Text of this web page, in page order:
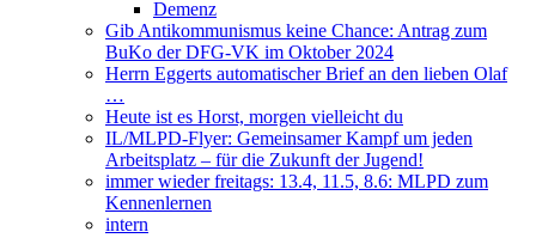
Demenz
Gib Antikommunismus keine Chance: Antrag zum
BuKo der DFG-VK im Oktober 2024
Herrn Eggerts automatischer Brief an den lieben Olaf
…
Heute ist es Horst, morgen vielleicht du
IL/MLPD-Flyer: Gemeinsamer Kampf um jeden
Arbeitsplatz – für die Zukunft der Jugend!
immer wieder freitags: 13.4, 11.5, 8.6: MLPD zum
Kennenlernen
intern